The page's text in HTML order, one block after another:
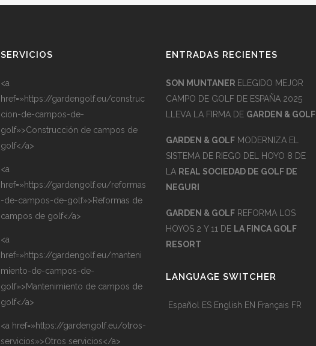
SERVICIOS
<a
href=»https://gardengolf.eu/construc
cion-de-campos-de-
golf»>Construcción de campos de
golf</a>
<a
href=»https://gardengolf.eu/reformas
-de-campos-de-golf»>Reformas de
campos de golf</a>
<a
href=»https://gardengolf.eu/manteni
miento-de-campos-de-
golf»>Mantenimiento de campos de
golf</a>
<a href=»https://gardengolf.eu/otros-
servicios»>Otros servicios</a>
ENTRADAS RECIENTES
SON MUNTANER ELEGIDO MEJOR
CAMPO DE GOLF DE ESPAÑA 2025
LLEVA LA FIRMA DE GARDEN & GOLF
GARDEN & GOLF MODERNIZA EL
SISTEMA DE RIEGO DEL HOYO 8 DE
LA REAL SOCIEDAD DE GOLF DE
NEGURI
GARDEN & GOLF REFORMA LOS
HOYOS 2 Y 11 DE LA FINCA GOLF
RESORT
LANGUAGE SWITCHER
Español ES English EN Français FR